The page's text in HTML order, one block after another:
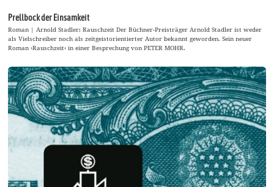
Prellbock der Einsamkeit
Roman | Arnold Stadler: Rauschzeit Der Büchner-Preisträger Arnold Stadler ist weder
als Vielschreiber noch als zeitgeistorientierter Autor bekannt geworden. Sein neuer
Roman ›Rauschzeit‹ in einer Besprechung von PETER MOHR.